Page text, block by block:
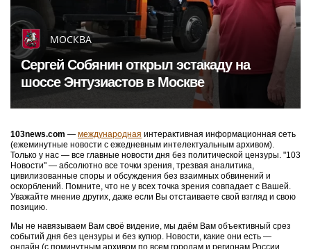
МОСКВА
Сергей Собянин открыл эстакаду на
шоссе Энтузиастов в Москве
103news.com — международная интерактивная информационная сеть
(ежеминутные новости с ежедневным интелектуальным архивом).
Только у нас — все главные новости дня без политической цензуры. "103
Новости" — абсолютно все точки зрения, трезвая аналитика,
цивилизованные споры и обсуждения без взаимных обвинений и
оскорблений. Помните, что не у всех точка зрения совпадает с Вашей.
Уважайте мнение других, даже если Вы отстаиваете свой взгляд и свою
позицию.
Мы не навязываем Вам своё видение, мы даём Вам объективный срез
событий дня без цензуры и без купюр. Новости, какие они есть —
онлайн (с поминутным архивом по всем городам и регионам России,